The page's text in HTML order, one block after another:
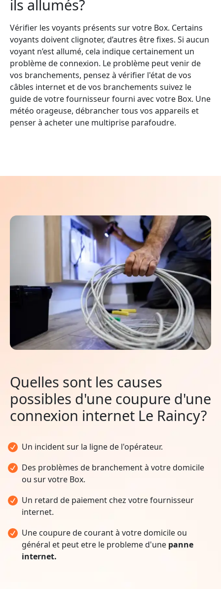
ils allumés?
Vérifier les voyants présents sur votre Box. Certains
voyants doivent clignoter, d’autres être fixes. Si aucun
voyant n’est allumé, cela indique certainement un
problème de connexion. Le problème peut venir de
vos branchements, pensez à vérifier l'état de vos
câbles internet et de vos branchements suivez le
guide de votre fournisseur fourni avec votre Box. Une
météo orageuse, débrancher tous vos appareils et
penser à acheter une multiprise parafoudre.
Quelles sont les causes
possibles d'une coupure d'une
connexion internet Le Raincy?
Un incident sur la ligne de l'opérateur.
Des problèmes de branchement à votre domicile
ou sur votre Box.
Un retard de paiement chez votre fournisseur
internet.
Une coupure de courant à votre domicile ou
général et peut etre le probleme d'une panne
internet.